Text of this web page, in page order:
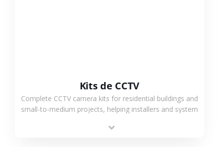
Kits de CCTV
Complete CCTV camera kits for residential buildings and
small-to-medium projects, helping installers and system
time.